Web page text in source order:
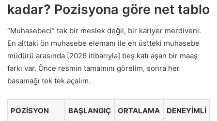
kadar? Pozisyona göre net tablo
“Muhasebeci” tek bir meslek değil, bir kariyer merdiveni.
En alttaki ön muhasebe elemanı ile en üstteki muhasebe
müdürü arasında [2026 itibarıyla] beş katı aşan bir maaş
farkı var. Önce resmin tamamını görelim, sonra her
basamağı tek tek açalım.
POZISYON BAŞLANGIÇ ORTALAMA DENEYIMLI